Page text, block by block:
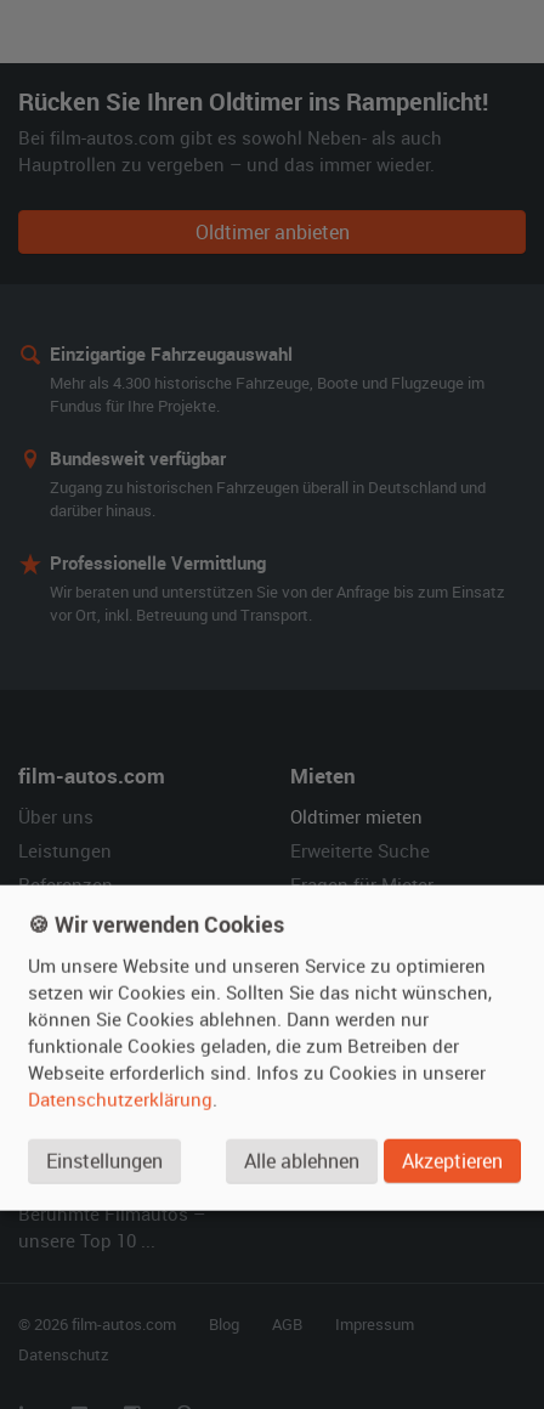
Rücken Sie Ihren Oldtimer ins Rampenlicht!
Bei film-autos.com gibt es sowohl Neben- als auch
Hauptrollen zu vergeben – und das immer wieder.
Oldtimer anbieten
Einzigartige Fahrzeugauswahl
Mehr als 4.300 historische Fahrzeuge, Boote und Flugzeuge im
Fundus für Ihre Projekte.
Bundesweit verfügbar
Zugang zu historischen Fahrzeugen überall in Deutschland und
darüber hinaus.
Professionelle Vermittlung
Wir beraten und unterstützen Sie von der Anfrage bis zum Einsatz
vor Ort, inkl. Betreuung und Transport.
film-autos.com
Über uns
Leistungen
Referenzen
Kundenmeinungen
Mieten
Oldtimer mieten
Erweiterte Suche
Fragen für Mieter
Vermieten
Oldtimer anmelden
Fotos senden
Fragen für Vermieter
Hilfe
Häufige Fragen (FAQ)
So funktioniert's
SPECIAL
Berühmte Filmautos –
unsere Top 10 ...
© 2026 film-autos.com Blog AGB
Impressum
Datenschutz
🍪 Wir verwenden Cookies
Um unsere Website und unseren Service zu optimieren
setzen wir Cookies ein. Sollten Sie das nicht wünschen,
können Sie Cookies ablehnen. Dann werden nur
funktionale Cookies geladen, die zum Betreiben der
Webseite erforderlich sind. Infos zu Cookies in unserer
Datenschutzerklärung.
Einstellungen Alle ablehnen Akzeptieren